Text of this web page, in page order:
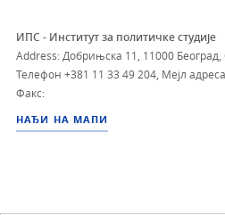
ИПС - Институт за политичке студије
Address: Добрињска 11, 11000 Београд,
Телефон +381 11 33 49 204 Мејл
Факс:
НАЂИ НА МАПИ